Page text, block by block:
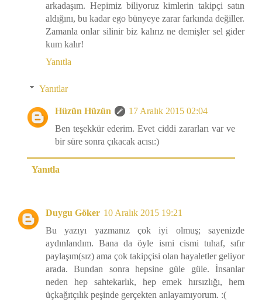
arkadaşım. Hepimiz biliyoruz kimlerin takipçi satın
aldığını, bu kadar ego bünyeye zarar farkında değiller.
Zamanla onlar silinir biz kalırız ne demişler sel gider
kum kalır!
Yanıtla
Yanıtlar
Hüzün Hüzün
17 Aralık 2015 02:04
Ben teşekkür ederim. Evet ciddi zararları var ve
bir süre sonra çıkacak acısı:)
Yanıtla
Duygu Göker 10 Aralık 2015 19:21
Bu yazıyı yazmanız çok iyi olmuş; sayenizde
aydınlandım. Bana da öyle ismi cismi tuhaf, sıfır
paylaşım(sız) ama çok takipçisi olan hayaletler geliyor
arada. Bundan sonra hepsine güle güle. İnsanlar
neden hep sahtekarlık, hep emek hırsızlığı, hem
üçkağıtçılık peşinde gerçekten anlayamıyorum. :(